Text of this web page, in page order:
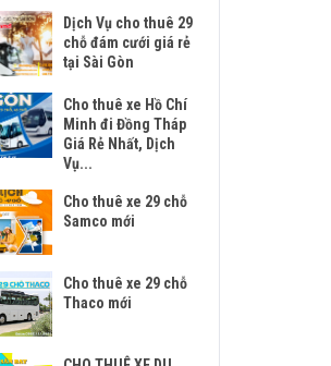
Dịch Vụ cho thuê 29
chỗ đám cưới giá rẻ
tại Sài Gòn
Cho thuê xe Hồ Chí
Minh đi Đồng Tháp
Giá Rẻ Nhất, Dịch
Vụ...
Cho thuê xe 29 chỗ
Samco mới
Cho thuê xe 29 chỗ
Thaco mới